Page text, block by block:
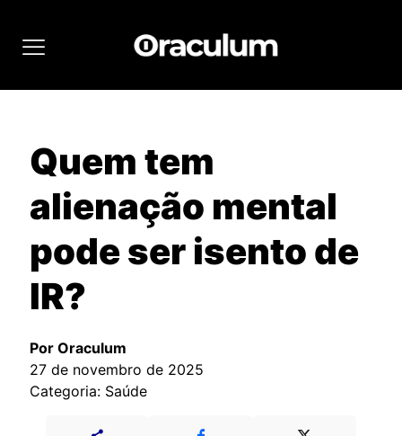
Quem tem
alienação mental
pode ser isento de
IR?
Por Oraculum
27 de novembro de 2025
Categoria: Saúde